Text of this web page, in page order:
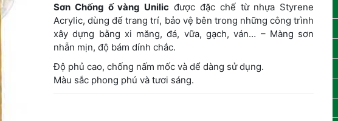
Sơn Chống ố vàng Unilic được đặc chế từ nhựa Styrene
Acrylic, dùng để trang trí, bảo vệ bên trong những công trình
xây dựng bằng xi măng, đá, vữa, gạch, ván… – Màng sơn
nhẵn mịn, độ bám dính chắc.
Độ phủ cao, chống nấm mốc và dể dàng sử dụng.
Màu sắc phong phú và tươi sáng.